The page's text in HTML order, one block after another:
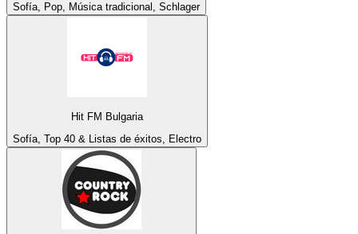
Sofía, Pop, Música tradicional, Schlager
Hit FM Bulgaria
Sofía, Top 40 & Listas de éxitos, Electro